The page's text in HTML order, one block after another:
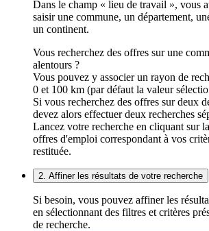
Dans le champ « lieu de travail », vous
saisir une commune, un département,
un continent.
Vous recherchez des offres sur une
alentours ?
Vous pouvez y associer un rayon de
0 et 100 km (par défaut la valeur
Si vous recherchez des offres sur deux
devez alors effectuer deux recherches
Lancez votre recherche en cliquant sur
offres d'emploi correspondant à vos
restituée.
2. Affiner les résultats de votre recherche
Si besoin, vous pouvez affiner les
en sélectionnant des filtres et critères
de recherche.